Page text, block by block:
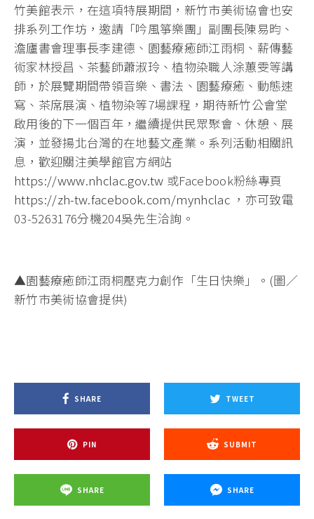
竹美館表示，在這項特展期間，新竹市美術協會也安
排系列工作坊，邀請「吟風箏樂團」副團長陳易昀、
澹廬書會理事長李建德、園藝療癒師江雨桐、薪傳藝
術家林授昌、茶藝師蕭淑玲、植物染職人涂蕙雯等講
師，於展覽期間帶領音樂、書法、園藝療癒、動態速
寫、茶席展演、植物染等7場課程，期待新竹公會堂
啟用後的下一個百年，繼續提供民眾聚會、休憩、展
演，並發揚北台灣的在地藝文產業。系列活動相關訊
息，歡迎關注美學館官方網站
https://www.nhclac.gov.tw 或Facebook粉絲專頁
https://zh-tw.facebook.com/mynhclac，亦可致電
03-5263176分機204吳先生洽詢。
▲園藝療癒師江雨桐壓克力創作「生日快樂」。(圖／
新竹市美術協會提供)
SHARE TWEET
PIN SUBMIT
SHARE SHARE